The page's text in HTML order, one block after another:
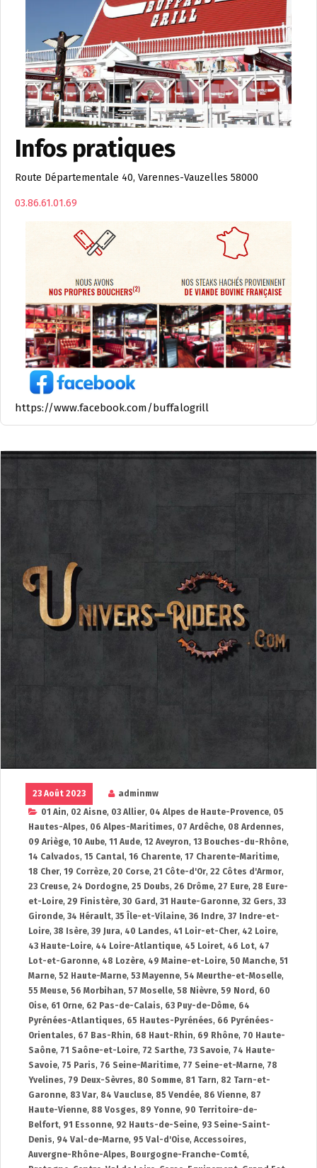
Infos pratiques
Route Départementale 40, Varennes-Vauzelles 58000
03.86.61.01.69
https://www.facebook.com/buffalogrill
23 Août 2023
adminmw
01 Ain, 02 Aisne, 03 Allier, 04 Alpes de Haute-Provence, 05
Hautes-Alpes, 06 Alpes-Maritimes, 07 Ardêche, 08 Ardennes,
09 Ariège, 10 Aube, 11 Aude, 12 Aveyron, 13 Bouches-du-Rhône,
14 Calvados, 15 Cantal, 16 Charente, 17 Charente-Maritime,
18 Cher, 19 Corrèze, 20 Corse, 21 Côte-d'Or, 22 Côtes d'Armor,
23 Creuse, 24 Dordogne, 25 Doubs, 26 Drôme, 27 Eure, 28 Eure-
et-Loire, 29 Finistère, 30 Gard , 31 Haute-Garonne, 32 Gers, 33
Gironde, 34 Hérault, 35 Île-et-Vilaine, 36 Indre, 37 Indre-et-
Loire, 38 Isère, 39 Jura, 40 Landes, 41 Loir-et-Cher, 42 Loire,
43 Haute-Loire, 44 Loire-Atlantique, 45 Loiret, 46 Lot, 47
Lot-et-Garonne, 48 Lozère, 49 Maine-et-Loire, 50 Manche, 51
Marne, 52 Haute-Marne, 53 Mayenne, 54 Meurthe-et-Moselle,
55 Meuse, 56 Morbihan, 57 Moselle, 58 Nièvre, 59 Nord , 60
Oise, 61 Orne, 62 Pas-de-Calais, 63 Puy-de-Dôme, 64
Pyrénées-Atlantiques, 65 Hautes-Pyrénées, 66 Pyrénées-
Orientales, 67 Bas-Rhin, 68 Haut-Rhin, 69 Rhône, 70 Haute-
Saône, 71 Saône-et-Loire, 72 Sarthe, 73 Savoie, 74 Haute-
Savoie, 75 Paris, 76 Seine-Maritime, 77 Seine-et-Marne, 78
Yvelines, 79 Deux-Sèvres, 80 Somme, 81 Tarn, 82 Tarn-et-
Garonne, 83 Var, 84 Vaucluse, 85 Vendée, 86 Vienne, 87
Haute-Vienne, 88 Vosges, 89 Yonne, 90 Territoire-de-
Belfort, 91 Essonne, 92 Hauts-de-Seine, 93 Seine-Saint-
Denis, 94 Val-de-Marne, 95 Val-d'Oise, Accessoires,
Auvergne-Rhône-Alpes, Bourgogne-Franche-Comté,